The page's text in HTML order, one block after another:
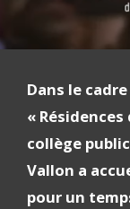
Dans le
«
collège public
Vallon a
pour un